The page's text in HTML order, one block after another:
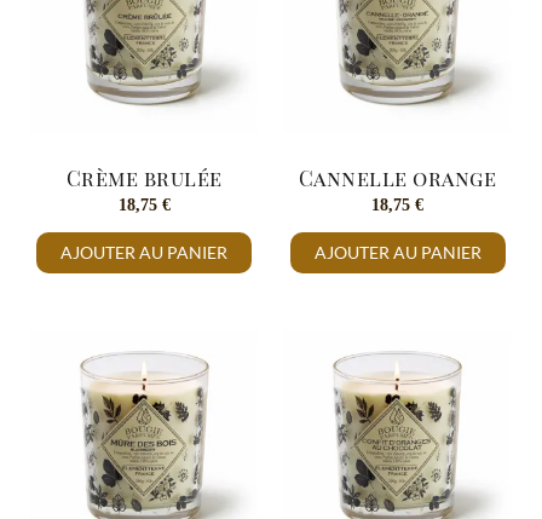
Crème brulée
18,75 €
AJOUTER AU PANIER
Cannelle orange
18,75€
AJOUTER AU PANIER